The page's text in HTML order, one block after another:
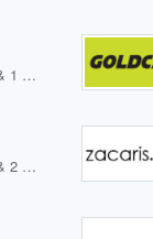
4 Cupones descuento & 1 Oferta
2 Cupones descuento & 2 Ofertas